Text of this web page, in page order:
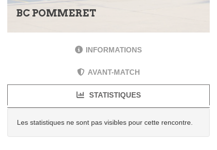
BC POMMERET
INFORMATIONS
AVANT-MATCH
STATISTIQUES
Les statistiques ne sont pas visibles pour cette rencontre.